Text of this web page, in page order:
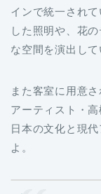
インで統一され
した照明や、花
な空間を演出して
また客室に用意
アーティスト・
日本の文化と現
よ。